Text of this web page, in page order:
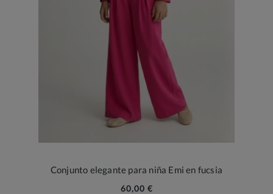
Conjunto elegante para niña Emi en fucsia
60,00 €